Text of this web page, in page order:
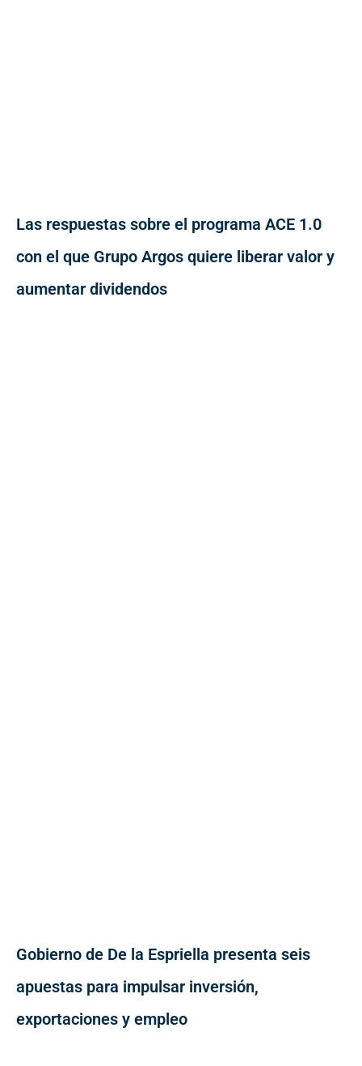
Las respuestas sobre el programa ACE 1.0
con el que Grupo Argos quiere liberar valor y
aumentar dividendos
Gobierno de De la Espriella presenta seis
apuestas para impulsar inversión,
exportaciones y empleo